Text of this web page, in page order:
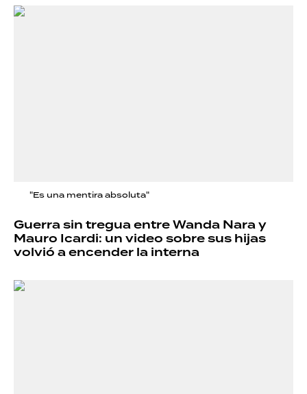
"Es una mentira absoluta"
Guerra sin tregua entre Wanda Nara y
Mauro Icardi: un video sobre sus hijas
volvió a encender la interna